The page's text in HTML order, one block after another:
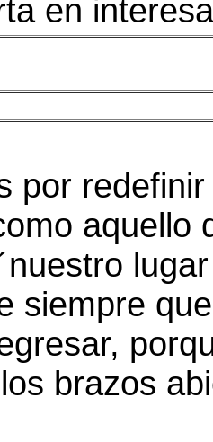
en
por
aquello
siempre
brazos